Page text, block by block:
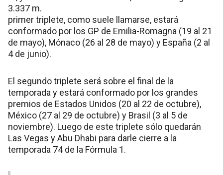
3.337 m.
primer triplete, como suele llamarse, estará
conformado por los GP de Emilia-Romagna (19 al 21
de mayo), Mónaco (26 al 28 de mayo) y España (2 al
4 de junio).
El segundo triplete será sobre el final de la
temporada y estará conformado por los grandes
premios de Estados Unidos (20 al 22 de octubre),
México (27 al 29 de octubre) y Brasil (3 al 5 de
noviembre). Luego de este triplete sólo quedarán
Las Vegas y Abu Dhabi para darle cierre a la
temporada 74 de la Fórmula 1.